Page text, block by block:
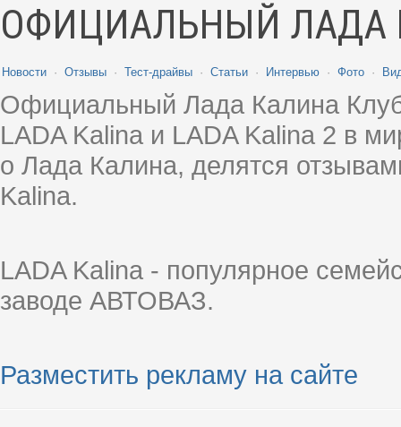
ОФИЦИАЛЬНЫЙ ЛАДА
Новости · Отзывы · Тест-драйвы · Статьи · Интервью · Фото ·
Официальный Лада Калина
LADA Kalina и LADA Kalina 2 в
о Лада Калина, делятся
Kalina.
LADA Kalina - популярное
заводе АВТОВАЗ.
Разместить рекламу на сайте